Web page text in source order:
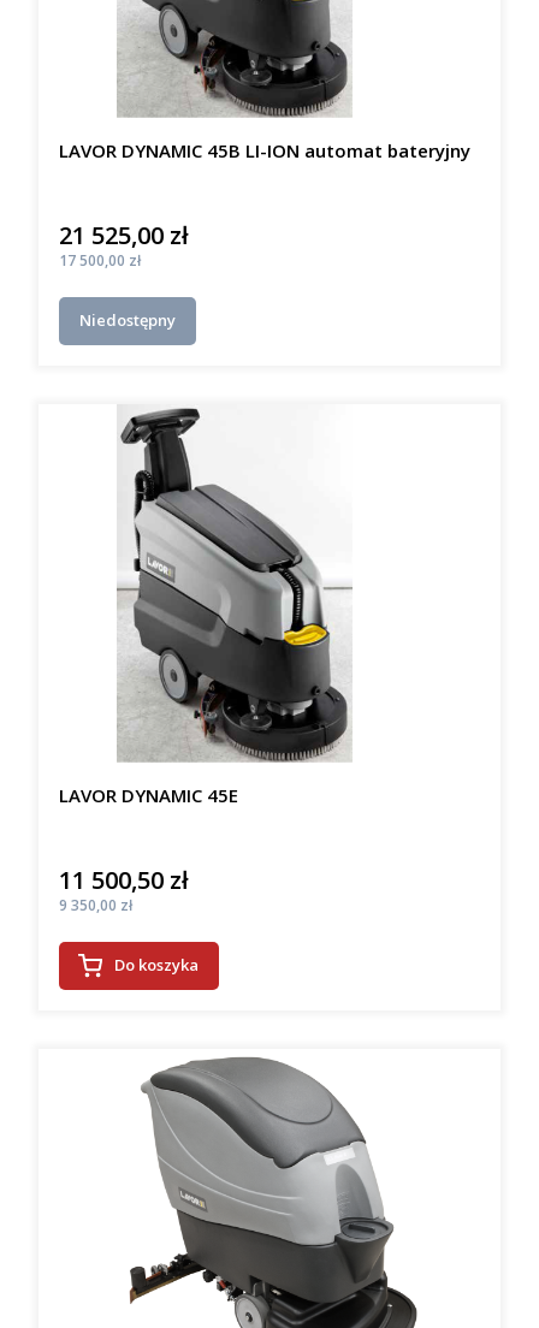
LAVOR DYNAMIC 45B LI-ION automat bateryjny
Cena
21 525,00 zł
Cena
17 500,00 zł
Niedostępny
LAVOR DYNAMIC 45E
Cena
11 500,50 zł
Cena
9 350,00 zł
Do koszyka